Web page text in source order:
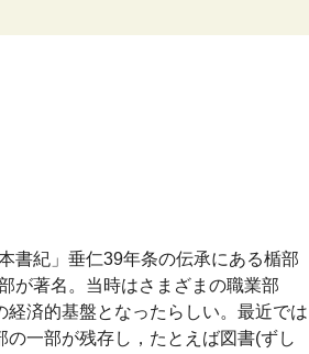
書紀」垂仁39年条の伝承にある楯部
が著名。当時はさまざまの職業部
済的基盤となったらしい。最近では
一部が残存し，たとえば図書(ずし